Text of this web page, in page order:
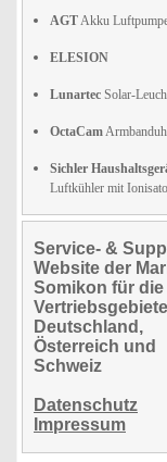
AGTAkku
ELESION
Lunartec Solar-
OctaCam
Sichler
Luftkühler mit
Service- &
Website der
Somikon für die
Vertriebsgebiete
Deutschland,
Österreich und
Schweiz
Datenschutz
Impressum